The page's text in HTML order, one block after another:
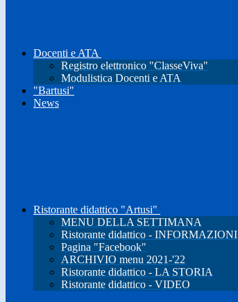
Docenti e ATA
Registro elettronico "ClasseViva"
Modulistica Docenti e ATA
"Bartusi"
News
Ristorante didattico "Artusi"
MENU DELLA SETTIMANA
Ristorante didattico - INFORMAZIONI
Pagina "Facebook"
ARCHIVIO menu 2021-'22
Ristorante didattico - LA STORIA
Ristorante didattico - VIDEO